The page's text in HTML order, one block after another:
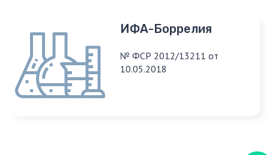
ИФА-Боррелия
№ ФСР 2012/13211 от
10.05.2018